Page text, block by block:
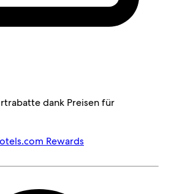
dank Preisen für
Rewards